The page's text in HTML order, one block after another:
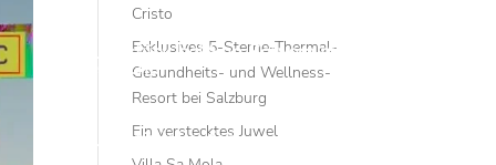
Grundstück bei Son Servera mit
Meersicht
Grundstück kaufen
Cristo
Exklusives 5-Sterne-Thermal-
Gesundheits- und Wellness-
Resort bei Salzburg
Ein verstecktes Juwel